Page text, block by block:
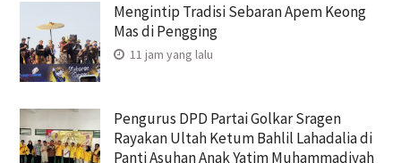
Mengintip Tradisi Sebaran Apem Keong
Mas di Pengging
11 jam yang lalu
Pengurus DPD Partai Golkar Sragen
Rayakan Ultah Ketum Bahlil Lahadalia di
Panti Asuhan Anak Yatim Muhammadiyah